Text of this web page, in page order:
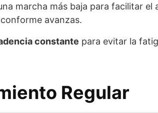
marcha más baja para facilitar el
avanzas.
constante para evitar la
Regular